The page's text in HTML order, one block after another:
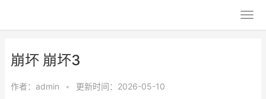
崩坏 崩坏3
作者： admin • 更新时间：2026-05-10